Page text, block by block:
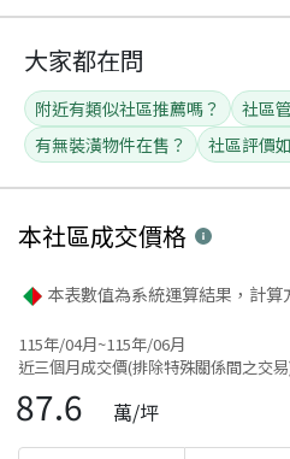
大家都在問
附近有類似社區推薦嗎？
社區
有無裝潢物件在售？
社區評價
本社區成交價格
本表數值為系統運算結果，計算
115年/04月~115年/06月
近三個月成交價(排除特殊關係間之交
87.6 萬/坪